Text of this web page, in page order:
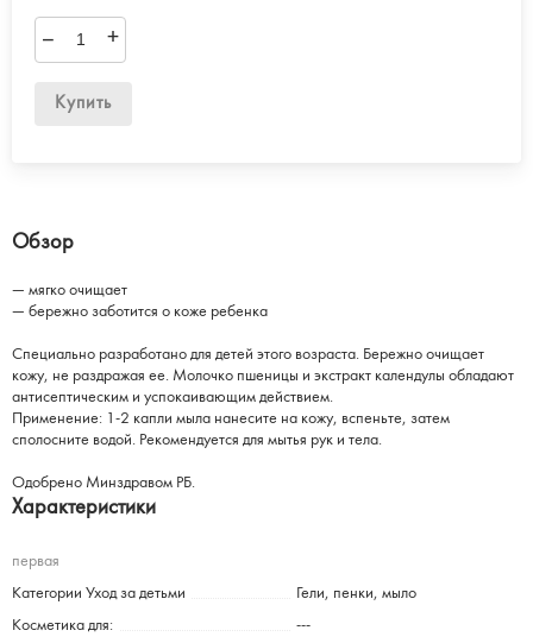
– +
Купить
Обзор
— мягко очищает
— бережно заботится о коже ребенка
Специально разработано для детей этого возраста. Бережно очищает
кожу, не раздражая ее. Молочко пшеницы и экстракт календулы обладают
антисептическим и успокаивающим действием.
Применение: 1-2 капли мыла нанесите на кожу, вспеньте, затем
сполосните водой. Рекомендуется для мытья рук и тела.
Одобрено Минздравом РБ.
Характеристики
первая
Категории Уход за детьми Гели, пенки, мыло
Косметика для: ---